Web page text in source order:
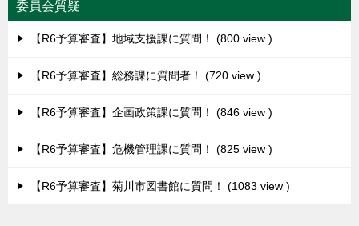
委員会質疑
【R6予算審査】地域支援課に質問！ 800 view
【R6予算審査】総務課に質問者！ 720 view
【R6予算審査】企画政策課に質問！ 846 view
【R6予算審査】危機管理課に質問！ 825 view
【R6予算審査】菊川市図書館に質問！ 1083 view